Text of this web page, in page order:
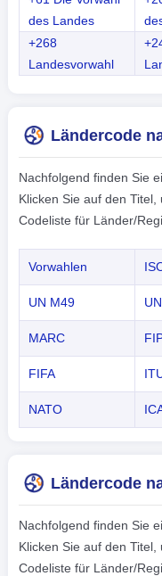
des Landes
+268
Landesvorwahl
Ländercode
Nachfolgend finden Sie
Klicken Sie auf den
Codeliste für Länder/
Vorwahlen
UN M49
MARC
FIFA
NATO
Ländercode
Nachfolgend finden Sie
Klicken Sie auf den
Codeliste für Länder/